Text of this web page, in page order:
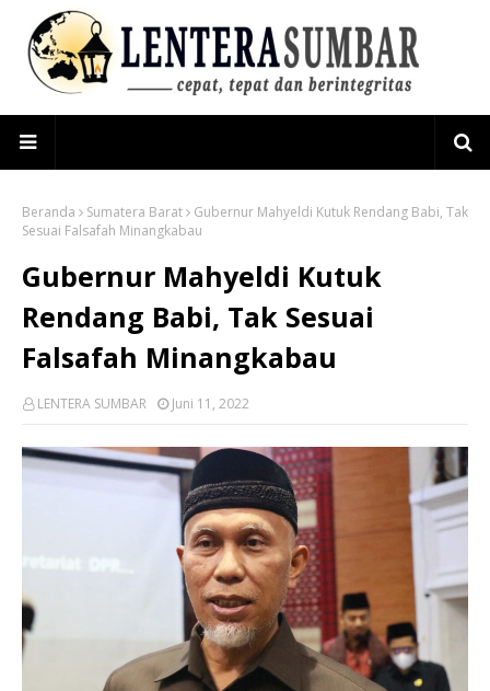
Beranda Sumatera Barat
Gubernur Mahyeldi Kutuk Rendang Babi, Tak
Sesuai Falsafah Minangkabau
Gubernur Mahyeldi Kutuk
Rendang Babi, Tak Sesuai
Falsafah Minangkabau
LENTERA SUMBAR Juni 11, 2022